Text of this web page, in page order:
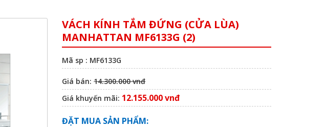
VÁCH KÍNH TẮM ĐỨNG (CỬA LÙA)
MANHATTAN MF6133G (2)
Mã sp : MF6133G
Giá bán:14.300.000 vnđ
Giá khuyến mãi: 12.155.000 vnđ
ĐẶT MUA SẢN PHẨM: